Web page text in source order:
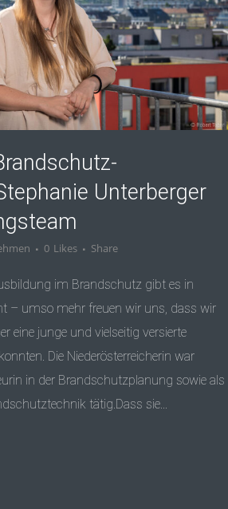
Unterberger
0 Likes Share
im Brandschutz gibt es in
– umso mehr freuen wir uns, dass wir
eine junge und vielseitig versierte
Die Niederösterreicherin war
in der Brandschutzplanung sowie als
tätig.Dass sie...